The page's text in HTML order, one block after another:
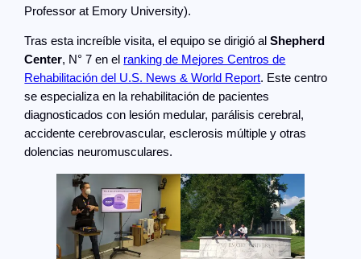
Professor at Emory University).
Tras esta increíble visita, el equipo se dirigió alShepherd
Center, N° 7 en el ranking de Mejores Centros de
Rehabilitación del U.S. News & World Report. Este centro
se especializa en la rehabilitación de pacientes
diagnosticados con lesión medular, parálisis cerebral,
accidente cerebrovascular, esclerosis múltiple y otras
dolencias neuromusculares.